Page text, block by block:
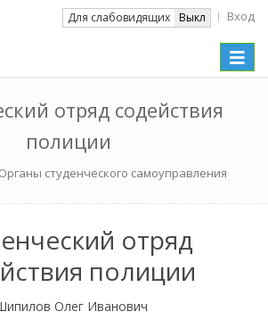
Для слабовидящих Выкл Вход
Toggle
отряд содействия
полиции
Органы студенческого самоуправления
отряд
полиции
Олег Иванович